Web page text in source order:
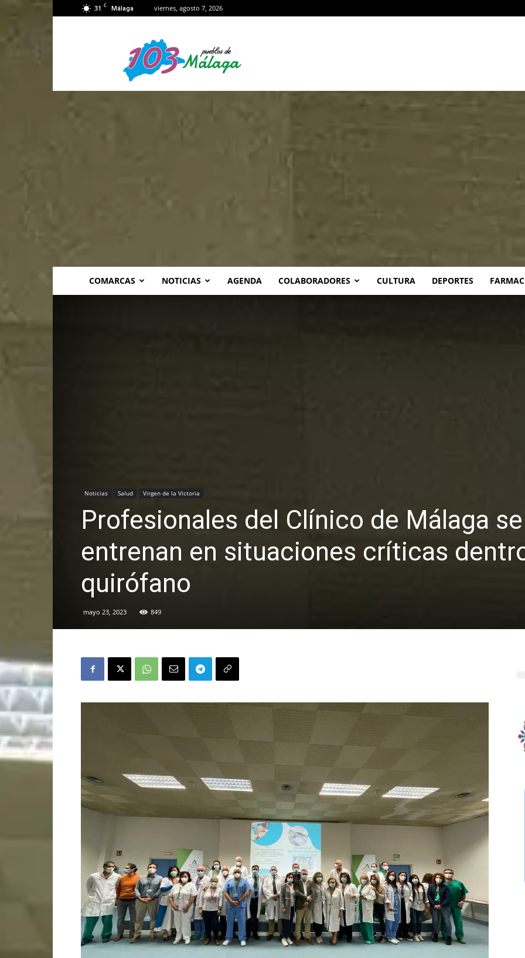
31 C Málaga viernes, agosto 7, 2026
Málaga
COMARCAS NOTICIAS AGENDA COLABORADORES CULTURA DEPORTES
Noticias Salud Virgen de la Victoria
Profesionales del Clínico de Málaga se
entrenan en situaciones críticas
quirófano
mayo 23, 2023 849